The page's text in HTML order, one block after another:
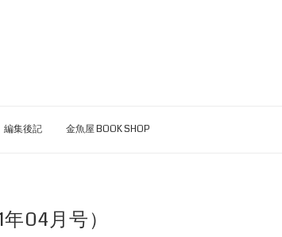
編集後記 金魚屋 BOOK SHOP
04月号）